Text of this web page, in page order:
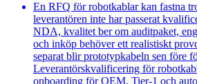
En RFQ för robotkablar kan fastna
leverantören inte har passerat
NDA, kvalitet ber om auditpaket,
och inköp behöver ett realistiskt
separat blir prototypkabeln sen före
Leverantörskvalificering för
onboarding för OEM, Tier-1 och